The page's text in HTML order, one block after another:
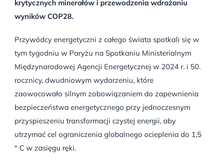
krytycznych minerałów i przewodzenia wdrażaniu
wyników COP28.
Przywódcy energetyczni z całego świata spotkali się w
tym tygodniu w Paryżu na Spotkaniu Ministerialnym
Międzynarodowej Agencji Energetycznej w 2024 r. i 50.
rocznicy, dwudniowym wydarzeniu, które
zaowocowało silnym zobowiązaniem do zapewnienia
bezpieczeństwa energetycznego przy jednoczesnym
przyspieszeniu transformacji czystej energii, aby
utrzymać cel ograniczenia globalnego ocieplenia do 1,5
° C w zasięgu ręki.